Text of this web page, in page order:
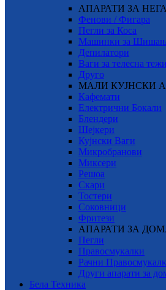
АПАРАТИ ЗА НЕГА
Фенови / Фигара
Пегли за Коса
Машинки за
Депилатори
Ваги за телесна
Друго
МАЛИ КУЈНСКИ
Кафемати
Електрични Бокали
Блендери
Шејкери
Кујнски Ваги
Микробранови
Миксери
Решоа
Скари
Тостери
Соковници
Фритези
АПАРАТИ ЗА
Пегли
Правосмукалки
Рачни
Други апарати за
Бела Техника